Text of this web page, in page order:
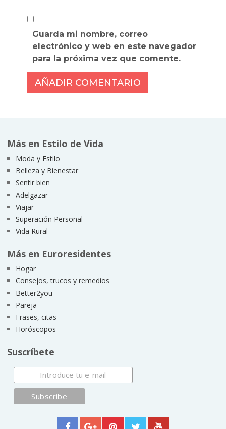
Guarda mi nombre, correo
electrónico y web en este navegador
para la próxima vez que comente.
Más en Estilo de Vida
Moda y Estilo
Belleza y Bienestar
Sentir bien
Adelgazar
Viajar
Superación Personal
Vida Rural
Más en Euroresidentes
Hogar
Consejos, trucos y remedios
Better2you
Pareja
Frases, citas
Horóscopos
Suscríbete